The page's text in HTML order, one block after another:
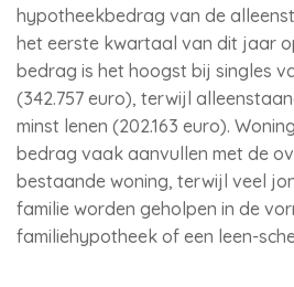
hypotheekbedrag van de
het eerste kwartaal van dit jaar
bedrag is het hoogst bij singles
(342.757 euro), terwijl
minst lenen (202.163 euro).
bedrag vaak aanvullen met de
bestaande woning, terwijl veel
familie worden geholpen in de
familiehypotheek of een leen-